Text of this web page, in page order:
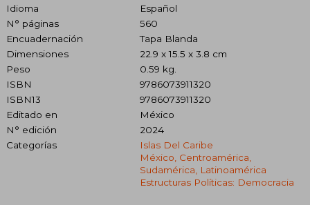
Idioma
Español
N° páginas
560
Encuadernación
Tapa Blanda
Dimensiones
22.9 x 15.5 x 3.8 cm
Peso
0.59 kg.
ISBN
9786073911320
ISBN13
9786073911320
Editado en
México
N° edición
2024
Categorías
Islas Del Caribe
México, Centroamérica,
Sudamérica, Latinoamérica
Estructuras Políticas: Democracia